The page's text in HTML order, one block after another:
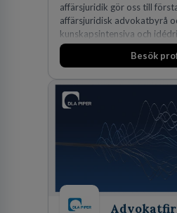
affärsjuridik gör oss till
affärsjuridisk advokatbyrå
kunskapsintensiva och
expertis inom IP-tillgångar
marknadsledande position.
skydda, utveckla och
företagets viktigaste
Besök